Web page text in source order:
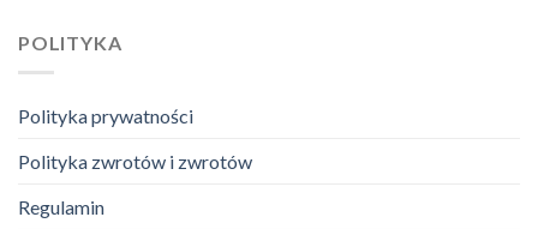
POLITYKA
Polityka prywatności
Polityka zwrotów i zwrotów
Regulamin